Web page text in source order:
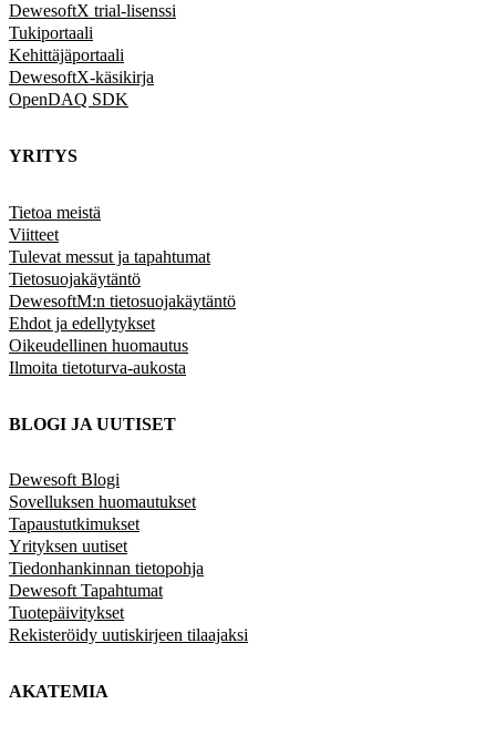
DewesoftX trial-lisenssi
Tukiportaali
Kehittäjäportaali
DewesoftX-käsikirja
OpenDAQ SDK
YRITYS
Tietoa meistä
Viitteet
Tulevat messut ja tapahtumat
Tietosuojakäytäntö
DewesoftM:n tietosuojakäytäntö
Ehdot ja edellytykset
Oikeudellinen huomautus
Ilmoita tietoturva-aukosta
BLOGI JA UUTISET
Dewesoft Blogi
Sovelluksen huomautukset
Tapaustutkimukset
Yrityksen uutiset
Tiedonhankinnan tietopohja
Dewesoft Tapahtumat
Tuotepäivitykset
Rekisteröidy uutiskirjeen tilaajaksi
AKATEMIA